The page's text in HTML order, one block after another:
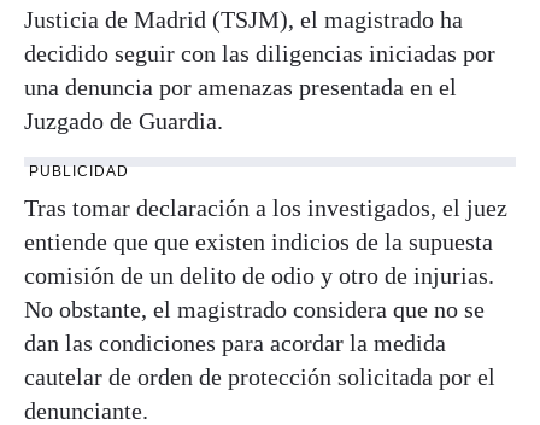
Justicia de Madrid (TSJM), el magistrado ha
decidido seguir con las diligencias iniciadas por
una denuncia por amenazas presentada en el
Juzgado de Guardia.
PUBLICIDAD
Tras tomar declaración a los investigados, el juez
entiende que que existen indicios de la supuesta
comisión de un delito de odio y otro de injurias.
No obstante, el magistrado considera que no se
dan las condiciones para acordar la medida
cautelar de orden de protección solicitada por el
denunciante.